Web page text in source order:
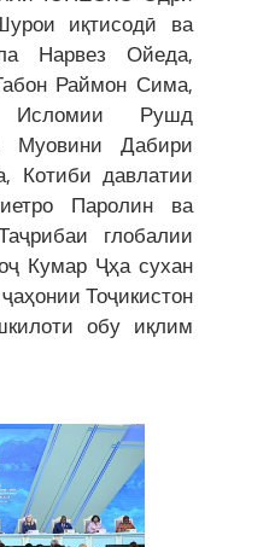
иқтисодӣ ва
Нарвез Ойеда,
Раймон Сима,
Исломии Рушд
Муовини Дабири
давлатии
Паролин ва
глобалии
Кумар Ҷҳа сухан
Тоҷикистон
обу иқлим